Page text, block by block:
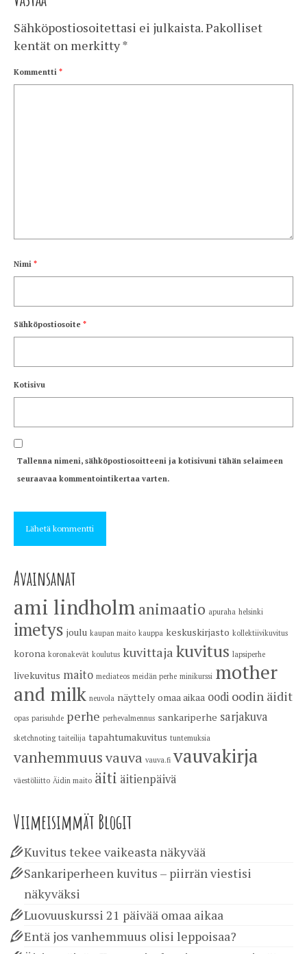
Sähköpostiosoitettasi ei julkaista.Pakolliset
kentät on merkitty*
Kommentti *
Nimi *
Sähköpostiosoite *
Kotisivu
Tallenna nimeni, sähköpostiosoitteeni ja kotisivuni tähän selaimeen
seuraavaa kommentointikertaa varten.
Avainsanat
ami lindholm animaatio apuraha helsinki
imetys joulu kaupan maito kauppa keskuskirjasto kollektiivikuvitus
korona koronakevät koulutus kuvittaja kuvitus lapsiperhe
livekuvitus maito mediateos meidän perhe minikurssi mother
and milk neuvola näyttely omaa aikaa oodi oodin äidit
opas parisuhde perhe perhevalmennus sankariperhe sarjakuva
sketchnoting taiteilija tapahtumakuvitus tuntemuksia
vanhemmuusvauva vauva.fi vauvakirja
väestöliitto Äidin maito äiti äitienpäivä
Viimeisimmät Blogit
Kuvitus tekee vaikeasta näkyvää
Sankariperheen kuvitus – piirrän viestisi
näkyväksi
Luovuuskurssi 21 päivää omaa aikaa
Entä jos vanhemmuus olisi leppoisaa?